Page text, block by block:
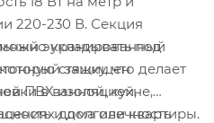
220-230 В. Секция
экранированный
который защищен
ПВХ изоляцией,
и долговечность
укладывать под
стяжку, что делает
в ванной, кухне,
дома или квартиры.